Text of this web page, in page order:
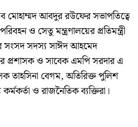
মোহাম্মদ আবদুর রউফের সভাপতিত্বে
ও সেতু মন্ত্রণালয়ের প্রতিমন্ত্রী
সদস্য সাঈদ আহমেদ
ও সাবেক এমপি সরদার এ
তাহসিনা বেগম, অতিরিক্ত পুলিশ
ও রাজনৈতিক ব্যক্তিরা।